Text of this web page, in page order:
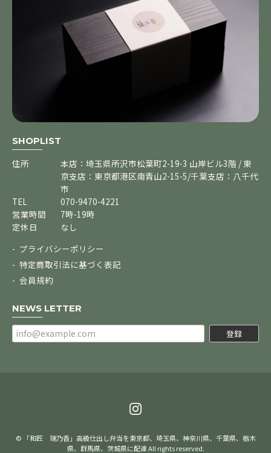
SHOPLIST
住所
本店：埼玉県所沢市松葉町2-19-3 山岸ビル3階 / 東
京支店：東京都港区南青山2-15-5/千葉支店：八千代
市
TEL
070-9470-4221
営業時間
7時-19時
定休日
なし
プライバシーポリシー
特定商取引法に基づく表記
会員規約
NEWS LETTER
登録
© 「和匠 瑞乃香」高級仕出し弁当を東京都、埼玉県、神奈川県、千葉県、栃木
県、群馬県、茨城県に配達 All rights reserved.